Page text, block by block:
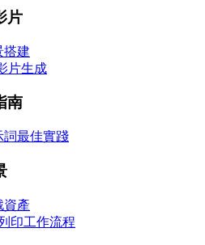
片
搭建
片生成
南
詞最佳實踐
資產
印工作流程